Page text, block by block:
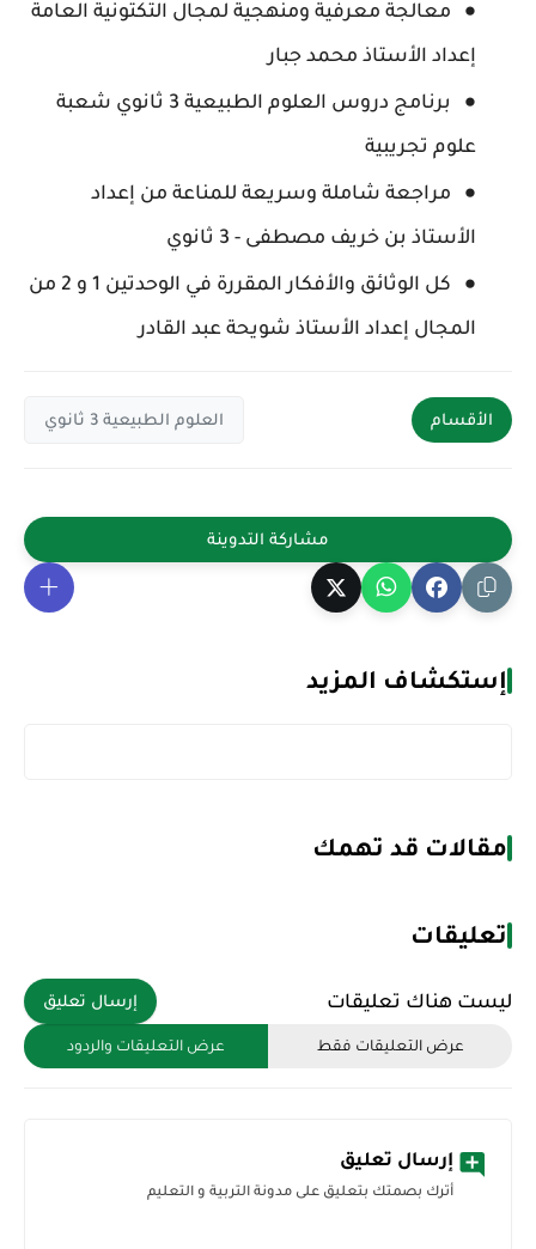
معالجة معرفية ومنهجية لمجال التكتونية العامة
إعداد الأستاذ محمد جبار
برنامج دروس العلوم الطبيعية 3 ثانوي شعبة
علوم تجريبية
مراجعة شاملة وسريعة للمناعة من إعداد
الأستاذ بن خريف مصطفى - 3 ثانوي
كل الوثائق والأفكار المقررة في الوحدتين 1 و 2 من
المجال إعداد الأستاذ شويحة عبد القادر
الأقسام العلوم الطبيعية 3 ثانوي
إستكشاف المزيد
مقالات قد تهمك
تعليقات
ليست هناك تعليقات إرسال تعليق
عرض التعليقات فقط عرض التعليقات والردود
إرسال تعليق
أترك بصمتك بتعليق على مدونة التربية و التعليم